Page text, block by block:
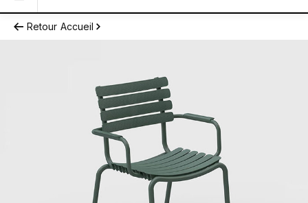
Retour Accueil